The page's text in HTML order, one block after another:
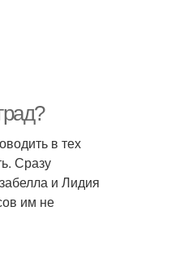
в тех
Сразу
и Лидия
им не